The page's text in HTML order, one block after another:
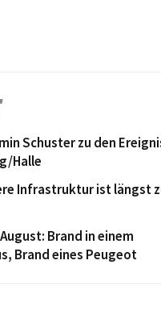
Schuster zu den
Halle
Infrastruktur ist längst
Brand in einem
Brand eines Peugeot